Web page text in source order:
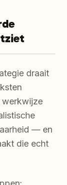
draait
werkwijze
— en
die echt